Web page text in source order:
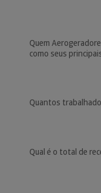
Quem
como seus
Quantos
Qual é o total de